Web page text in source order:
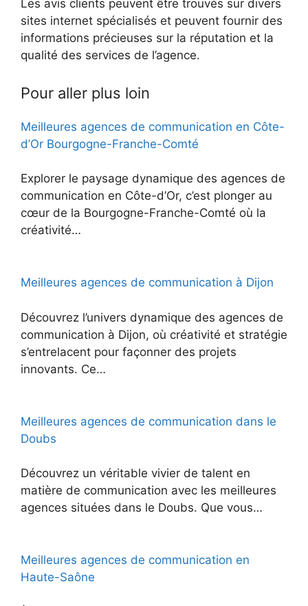
Les avis clients peuvent être trouvés sur divers
sites internet spécialisés et peuvent fournir des
informations précieuses sur la réputation et la
qualité des services de l’agence.
Pour aller plus loin
Meilleures agences de communication en Côte-
d’Or Bourgogne-Franche-Comté
Explorer le paysage dynamique des agences de
communication en Côte-d’Or, c’est plonger au
cœur de la Bourgogne-Franche-Comté où la
créativité…
Meilleures agences de communication à Dijon
Découvrez l’univers dynamique des agences de
communication à Dijon, où créativité et stratégie
s’entrelacent pour façonner des projets
innovants. Ce…
Meilleures agences de communication dans le
Doubs
Découvrez un véritable vivier de talent en
matière de communication avec les meilleures
agences situées dans le Doubs. Que vous…
Meilleures agences de communication en
Haute-Saône